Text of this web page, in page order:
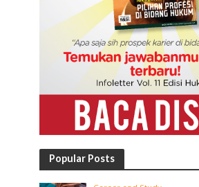
Popular Posts